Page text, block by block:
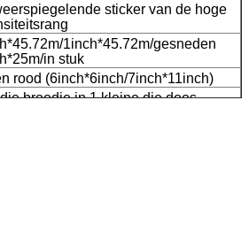
sticker van de hoge
1inch*45.72m/gesneden
in stuk
rood (6inch*6inch/7inch*11inch)
broodje in 1 kleine die doos,